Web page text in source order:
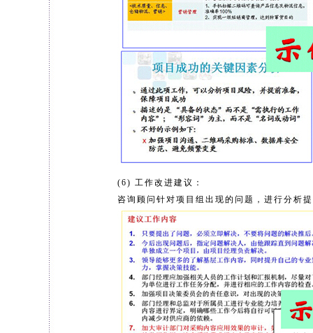
(6) 工作改进建议：
咨询顾问针对项目组出现的问题，进行分析